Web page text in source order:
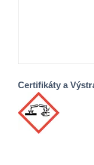
Certifikáty a